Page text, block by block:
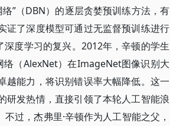
”（DBN）的逐层贪婪预训练方法，有
证了深度模型可通过无监督预训练进行
度学习的复兴。2012年，辛顿的学生
络（AlexNet）在ImageNet图像识别大
越能力，将识别错误率大幅降低。这一
研发热情，直接引领了本轮人工智能浪
过，杰弗里·辛顿作为人工智能之父，